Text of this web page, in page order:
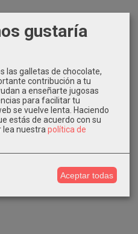
gustaría
las galletas de chocolate,
contribución a tu
a enseñarte jugosas
para facilitar tu
se vuelve lenta. Haciendo
estás de acuerdo con su
lea nuestra política de
Aceptar todas